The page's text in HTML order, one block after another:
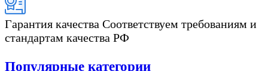
Гарантия качества Соответствуем требованиям и
стандартам качества РФ
Популярные категории